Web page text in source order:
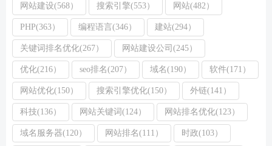
网站建设(568） 搜索引擎(553） 网站(482）
PHP(363） 编程语言(346） 建站(294）
关键词排名优化(267） 网站建设公司(245）
优化(216） seo排名(207） 域名(190） 软件(171）
网站优化(150） 搜索引擎优化(150） 外链(141）
科技(136） 网站关键词(124） 网站排名优化(123）
域名服务器(120） 网站排名(111） 时政(103）